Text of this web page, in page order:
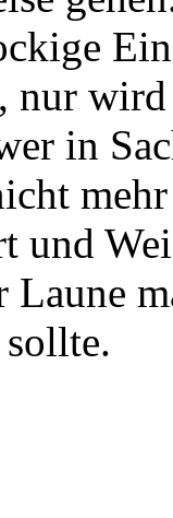
nur
in
und